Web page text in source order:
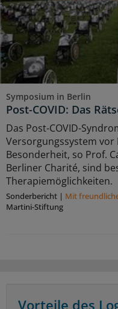
Symposium in Berlin
Post-COVID: Das
Das Post-COVID-
Versorgungssystem
Besonderheit, so Prof.
Berliner Charité, sind
Therapiemöglichkeiten.
Sonderbericht | Mit
Martini-Stiftung
Vorteile des